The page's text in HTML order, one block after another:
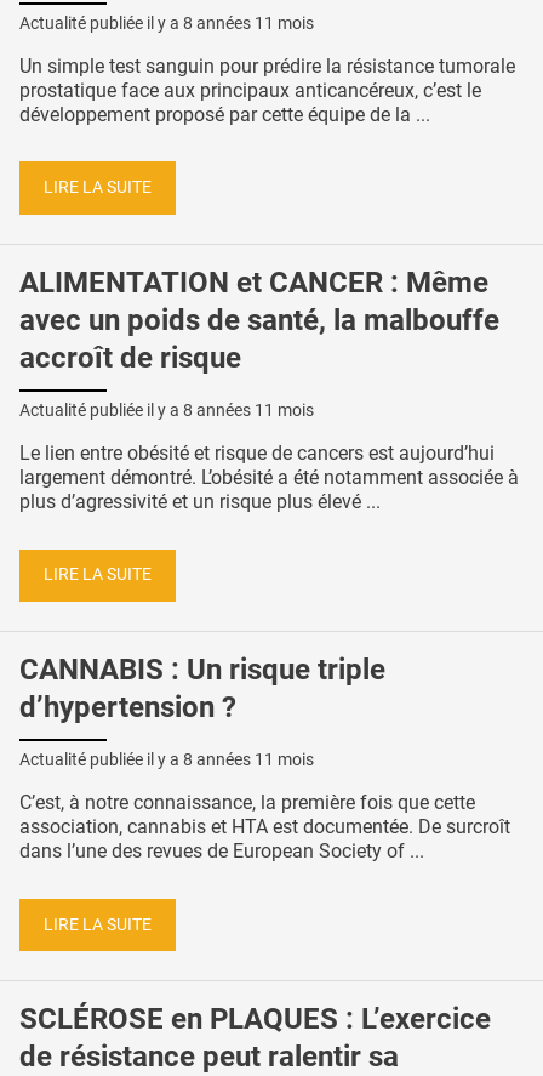
Actualité publiée il y a 8 années 11 mois
Un simple test sanguin pour prédire la résistance tumorale
prostatique face aux principaux anticancéreux, c’est le
développement proposé par cette équipe de la ...
LIRE LA SUITE
ALIMENTATION et CANCER : Même
avec un poids de santé, la malbouffe
accroît de risque
Actualité publiée il y a 8 années 11 mois
Le lien entre obésité et risque de cancers est aujourd’hui
largement démontré. L’obésité a été notamment associée à
plus d’agressivité et un risque plus élevé ...
LIRE LA SUITE
CANNABIS : Un risque triple
d’hypertension ?
Actualité publiée il y a 8 années 11 mois
C’est, à notre connaissance, la première fois que cette
association, cannabis et HTA est documentée. De surcroît
dans l’une des revues de European Society of ...
LIRE LA SUITE
SCLÉROSE en PLAQUES : L’exercice
de résistance peut ralentir sa